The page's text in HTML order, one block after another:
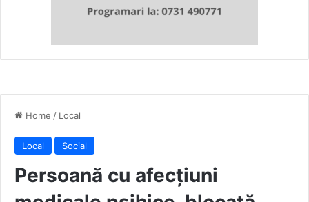
Home / Local
Local Social
Persoană cu afecțiuni